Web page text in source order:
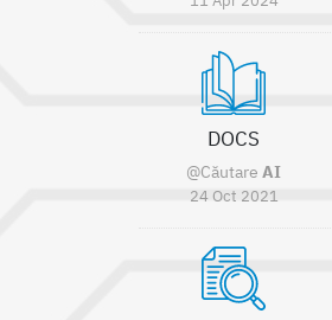
DOCS
@Căutare AI
24 Oct 2021